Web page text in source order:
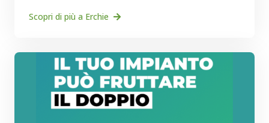
Scopri di più a Erchie